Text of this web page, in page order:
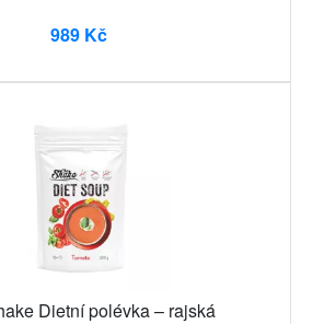
989 Kč
Dietní polévka – rajská